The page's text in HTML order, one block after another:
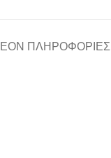
ΠΛΗΡΟΦΟΡΊΕΣ